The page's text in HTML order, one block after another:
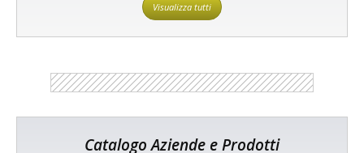
Visualizza tutti
Catalogo Aziende e Prodotti